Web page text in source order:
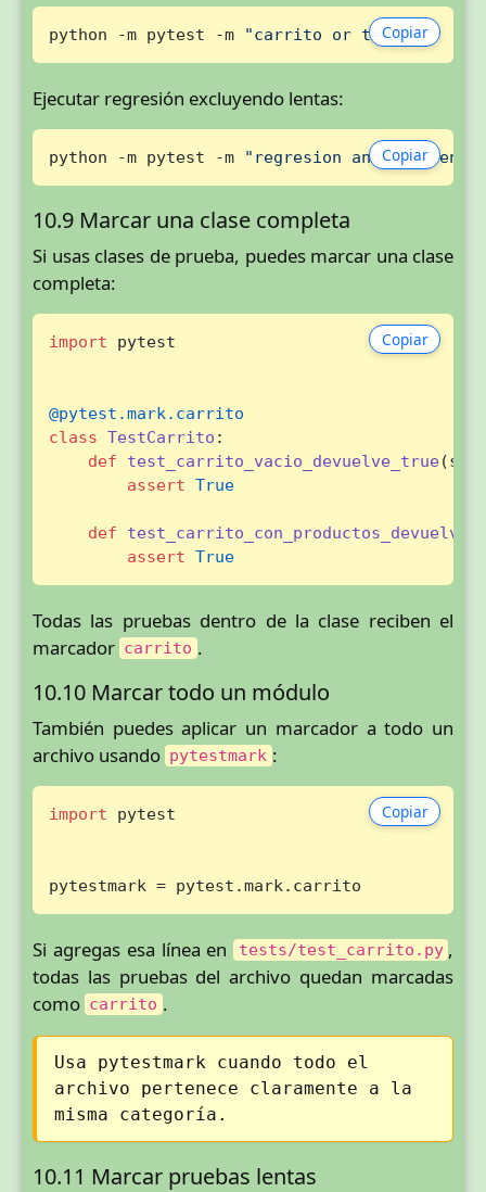
Copiar
python -m pytest -m "carrito or texto"
Ejecutar regresión excluyendo lentas:
Copiar
python -m pytest -m "regresion and not
10.9 Marcar una clase completa
Si usas clases de prueba, puedes marcar una clase
completa:
Copiar
import pytest
@pytest.mark.carrito
class TestCarrito :
def
test_carrito_vacio_devuelve_true(
assert True
def
assert True
Todas las pruebas dentro de la clase reciben el
marcador carrito .
10.10 Marcar todo un módulo
También puedes aplicar un marcador a todo un
archivo usando pytestmark :
Copiar
import pytest
pytestmark = pytest.mark.carrito
Si agregas esa línea en tests/test_carrito.py ,
todas las pruebas del archivo quedan marcadas
como carrito .
Usa pytestmark cuando todo el
archivo pertenece claramente a la
misma categoría.
10.11 Marcar pruebas lentas